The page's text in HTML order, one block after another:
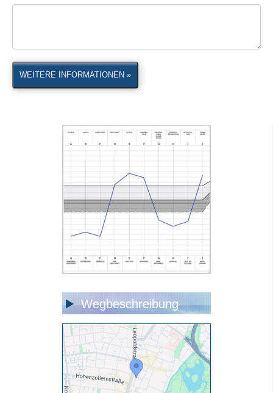
WEITERE INFORMATIONEN »
Wegbeschreibung